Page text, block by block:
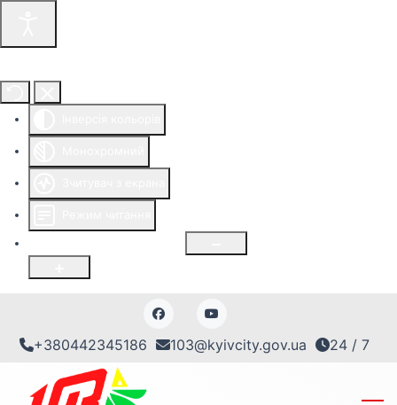
+380442345186 103@kyivcity.gov.ua 24 / 7